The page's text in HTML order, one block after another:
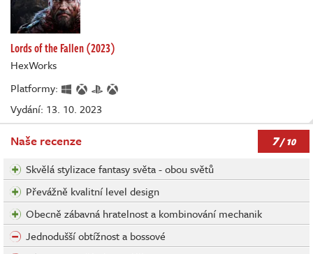
Lords of the Fallen (2023)
HexWorks
Platformy:
Vydání: 13. 10. 2023
Naše recenze 7/ 10
Skvělá stylizace fantasy světa - obou světů
Převážně kvalitní level design
Obecně zábavná hratelnost a kombinování mechanik
Jednodušší obtížnost a bossové